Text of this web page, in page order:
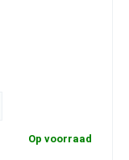
Op voorraad